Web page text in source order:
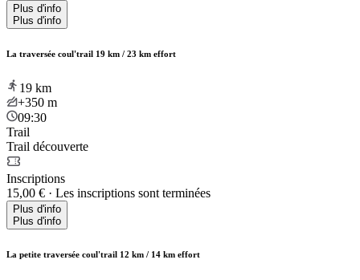
Plus d'info
Plus d'info
La traversée coul'trail 19 km / 23 km effort
19 km
+350 m
09:30
Trail
Trail découverte
Inscriptions
15,00 € · Les inscriptions sont terminées
Plus d'info
Plus d'info
La petite traversée coul'trail 12 km / 14 km effort